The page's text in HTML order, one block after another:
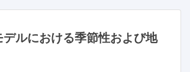
デルにおける季節性および地